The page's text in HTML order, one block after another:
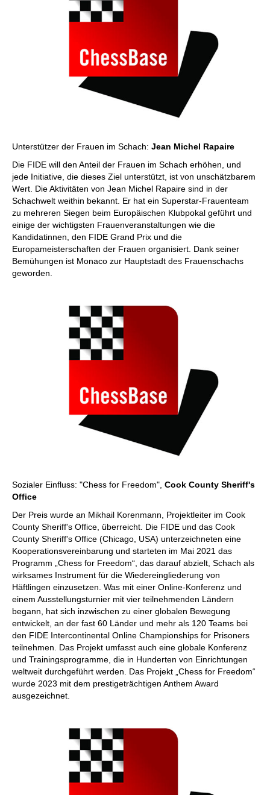
Unterstützer der Frauen im Schach: Jean Michel Rapaire
Die FIDE will den Anteil der Frauen im Schach erhöhen, und
jede Initiative, die dieses Ziel unterstützt, ist von unschätzbarem
Wert. Die Aktivitäten von Jean Michel Rapaire sind in der
Schachwelt weithin bekannt. Er hat ein Superstar-Frauenteam
zu mehreren Siegen beim Europäischen Klubpokal geführt und
einige der wichtigsten Frauenveranstaltungen wie die
Kandidatinnen, den FIDE Grand Prix und die
Europameisterschaften der Frauen organisiert. Dank seiner
Bemühungen ist Monaco zur Hauptstadt des Frauenschachs
geworden.
Sozialer Einfluss: "Chess for Freedom", Cook County Sheriff's
Office
Der Preis wurde an Mikhail Korenmann, Projektleiter im Cook
County Sheriff's Office, überreicht. Die FIDE und das Cook
County Sheriff's Office (Chicago, USA) unterzeichneten eine
Kooperationsvereinbarung und starteten im Mai 2021 das
Programm „Chess for Freedom“, das darauf abzielt, Schach als
wirksames Instrument für die Wiedereingliederung von
Häftlingen einzusetzen. Was mit einer Online-Konferenz und
einem Ausstellungsturnier mit vier teilnehmenden Ländern
begann, hat sich inzwischen zu einer globalen Bewegung
entwickelt, an der fast 60 Länder und mehr als 120 Teams bei
den FIDE Intercontinental Online Championships for Prisoners
teilnehmen. Das Projekt umfasst auch eine globale Konferenz
und Trainingsprogramme, die in Hunderten von Einrichtungen
weltweit durchgeführt werden. Das Projekt „Chess for Freedom“
wurde 2023 mit dem prestigeträchtigen Anthem Award
ausgezeichnet.